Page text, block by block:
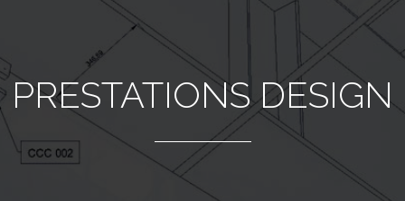
PRESTATIONS DESIGN